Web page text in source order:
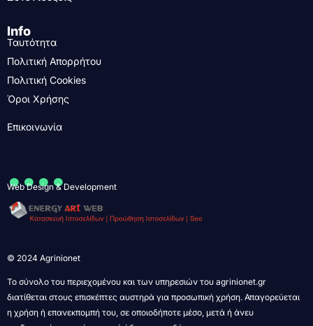
Info
Ταυτότητα
Πολιτική Απορρήτου
Πολιτική Cookies
Όροι Χρήσης
Επικοινωνία
....
Web Design & Development
© 2024 Agrinionet
Το σύνολο του περιεχομένου και των υπηρεσιών του agrinionet.gr
διατίθεται στους επισκέπτες αυστηρά για προσωπική χρήση. Απαγορεύεται
η χρήση ή επανεκπομπή του, σε οποιοδήποτε μέσο, μετά ή άνευ